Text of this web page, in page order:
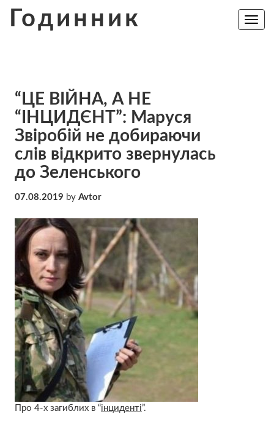
Годинник
Toggle
“ЦЕ ВІЙНА, А НЕ
“ІНЦИДЄНТ”: Маруся
Звіробій не добираючи
слів відкрито звернулась
до Зеленського
07.08.2019 by Avtor
Про 4-х загиблих в “інциденті”.